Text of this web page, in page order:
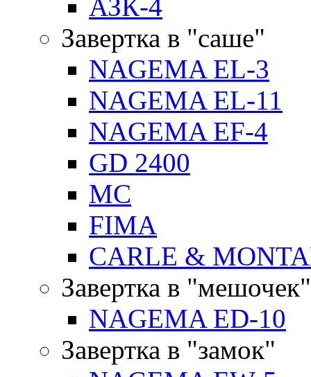
АЗК-4
Завертка в "саше"
NAGEMA EL-3
NAGEMA EL-11
NAGEMA EF-4
GD 2400
MC
FIMA
CARLE &
Завертка в "мешочек"
NAGEMA ED-10
Завертка в "замок"